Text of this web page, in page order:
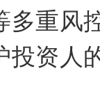
多重风
投资人